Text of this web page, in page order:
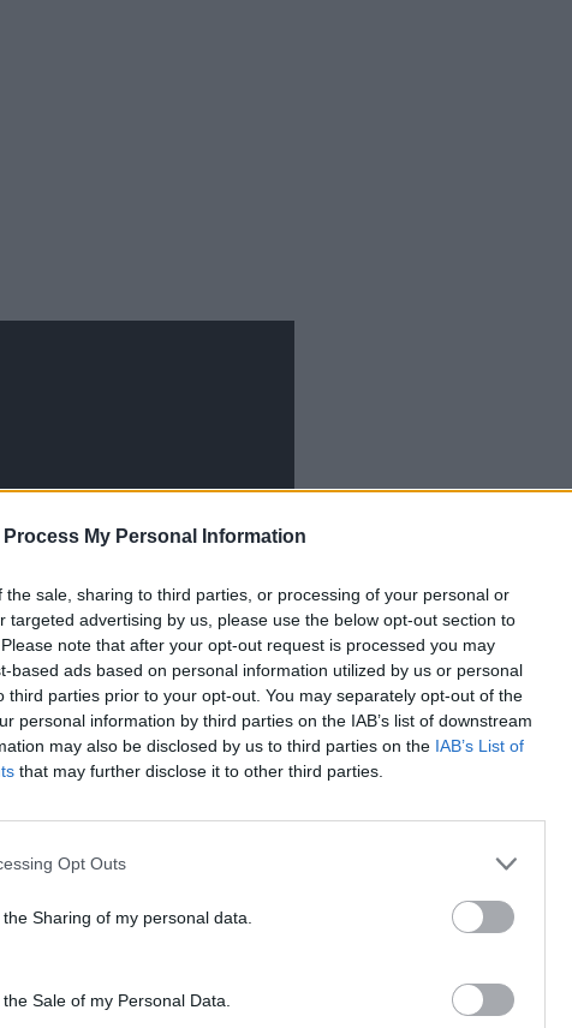
Process My Personal Information
the sale, sharing to third parties, or processing of your personal or
targeted advertising by us, please use the below opt-out section to
note that after your opt-out request is processed you may
based ads based on personal information utilized by us or personal
third parties prior to your opt-out. You may separately opt-out of the
personal information by third parties on the IAB’s list of downstream
may also be disclosed by us to third parties on the IAB’s List of
that may further disclose it to other third parties.
Opt Outs
Sharing of my personal data.
Sale of my Personal Data.